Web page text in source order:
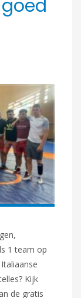
1 team op
Kijk
de gratis